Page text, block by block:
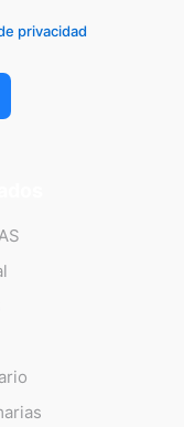
privacidad